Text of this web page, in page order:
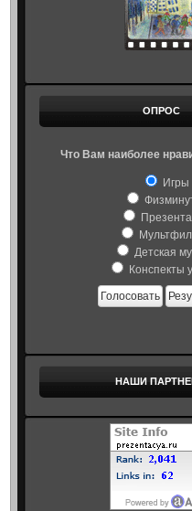
ОПРОС
Что Вам наиболее
Игры
Детская
Конспекты
Голосовать
НАШИ